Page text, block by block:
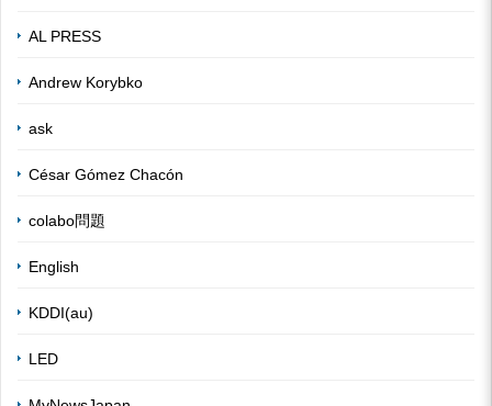
AL PRESS
Andrew Korybko
ask
César Gómez Chacón
colabo問題
English
KDDI(au)
LED